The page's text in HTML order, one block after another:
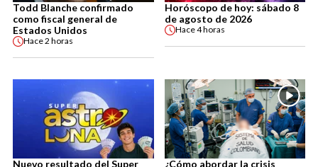
Todd Blanche confirmado
como fiscal general de
Estados Unidos
Hace2 horas
Horóscopo de hoy: sábado 8
de agosto de 2026
Hace4 horas
Nuevo resultado del Super
¿Cómo abordar la crisis